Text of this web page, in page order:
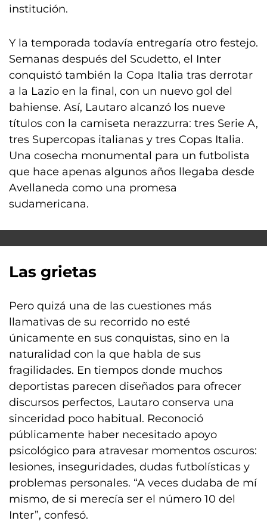
institución.
Y la temporada todavía entregaría otro festejo.
Semanas después del Scudetto, el Inter
conquistó también la Copa Italia tras derrotar
a la Lazio en la final, con un nuevo gol del
bahiense. Así, Lautaro alcanzó los nueve
títulos con la camiseta nerazzurra: tres Serie A,
tres Supercopas italianas y tres Copas Italia.
Una cosecha monumental para un futbolista
que hace apenas algunos años llegaba desde
Avellaneda como una promesa
sudamericana.
Las grietas
Pero quizá una de las cuestiones más
llamativas de su recorrido no esté
únicamente en sus conquistas, sino en la
naturalidad con la que habla de sus
fragilidades. En tiempos donde muchos
deportistas parecen diseñados para ofrecer
discursos perfectos, Lautaro conserva una
sinceridad poco habitual. Reconoció
públicamente haber necesitado apoyo
psicológico para atravesar momentos oscuros:
lesiones, inseguridades, dudas futbolísticas y
problemas personales. “A veces dudaba de mí
mismo, de si merecía ser el número 10 del
Inter”, confesó.